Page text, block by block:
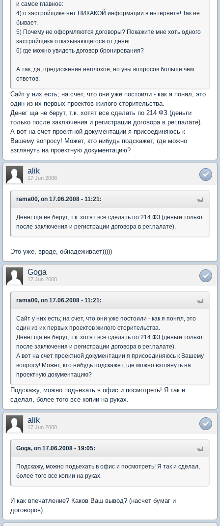
и самое главное:
4) о застройщике нет НИКАКОЙ информации в интернете! Так не
бывает.
5) Почему не оформляются договоры? Покажите мне хоть одного
застройщика отказывающегося от денег.
6) где можно увидеть договор бронирования?
А так, да, предложение неплохое, но увы вопросов больше чем
ответов.
Сайт у них есть; на счет, что они уже постоили - как я понял, это
один из их первых проектов жилого сторительства.
Денег ща не берут, т.к. хотят все сделать по 214 ФЗ (деньги
только после заключения и регистрации договора в рег.палате).
А вот на счет проектной документации я присоединяюсь к
Вашему вопросу! Может, кто нибудь подскажет, где можно
взглянуть на проектную документацию?
alik
17 Jun 2008
rama00, on 17.06.2008 - 11:21:
Денег ща не берут, т.к. хотят все сделать по 214 ФЗ (деньги только
после заключения и регистрации договора в рег.палате).
Это уже, вроде, обнадеживает)))))
Goga
17 Jun 2008
rama00, on 17.06.2008 - 11:21:
Сайт у них есть; на счет, что они уже постоили - как я понял, это
один из их первых проектов жилого сторительства.
Денег ща не берут, т.к. хотят все сделать по 214 ФЗ (деньги только
после заключения и регистрации договора в рег.палате).
А вот на счет проектной документации я присоединяюсь к Вашему
вопросу! Может, кто нибудь подскажет, где можно взглянуть на
проектную документацию?
Подскажу, можно подьехать в офис и посмотреть! Я так и
сделал, более того все копии на руках.
alik
17 Jun 2008
Goga, on 17.06.2008 - 19:05:
Подскажу, можно подьехать в офис и посмотреть! Я так и сделал,
более того все копии на руках.
И как впечатление? Каков Ваш вывод? (насчет бумаг и
договоров)